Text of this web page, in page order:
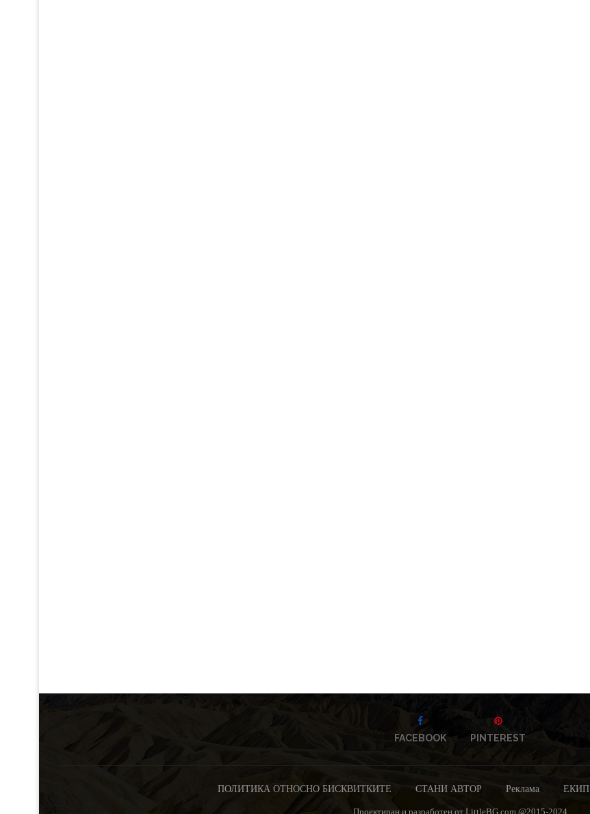
FACEBOOK PINTEREST
ПОЛИТИКА ОТНОСНО БИСКВИТКИТЕ СТАНИ АВТОР Реклама ЕКИП
Проектиран и разработен от LittleBG.com @2015-2024